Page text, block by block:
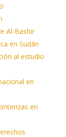
Al-Bashir
en Sudán
al estudio
en
en